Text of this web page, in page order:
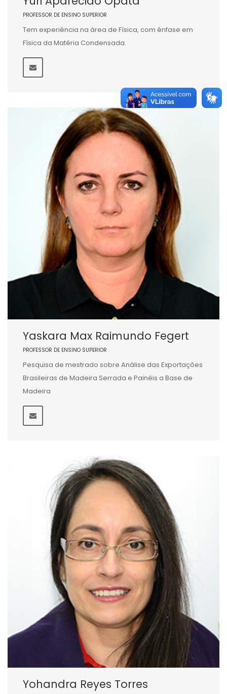
PROFESSOR DE ENSINO SUPERIOR
Tem experiência na área de Física, com ênfase em
Física da Matéria Condensada.
Yaskara Max Raimundo Fegert
PROFESSOR DE ENSINO SUPERIOR
Pesquisa de mestrado sobre Análise das Exportações
Brasileiras de Madeira Serrada e Painéis a Base de
Madeira
Yohandra Reyes Torres